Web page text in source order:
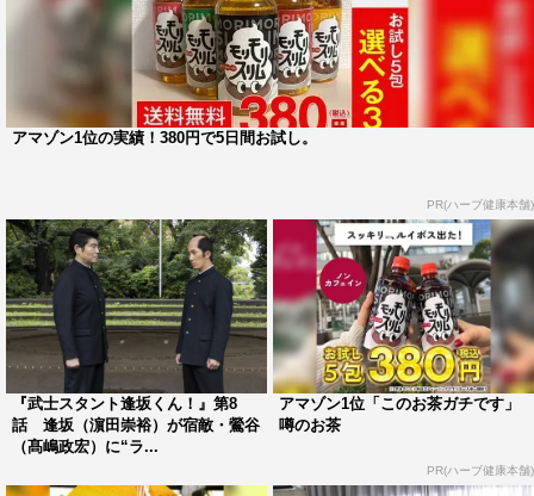
アマゾン1位の実績！380円で5日間お試し。
PR(ハーブ健康本舗)
『武士スタント逢坂くん！』第8
話 逢坂（濵田崇裕）が宿敵・鶯谷
（髙嶋政宏）に“ラ...
アマゾン1位「このお茶ガチです」
噂のお茶
PR(ハーブ健康本舗)